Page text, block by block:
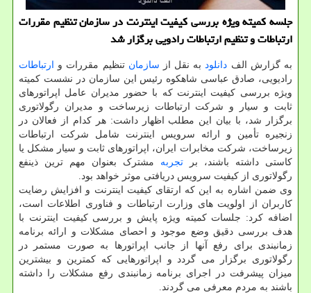
جلسه کمیته ویژه بررسی کیفیت اینترنت در سازمان تنظیم مقررات
ارتباطات و تنظیم ارتباطات رادویی برگزار شد
به گزارش الف دانلود به نقل از سازمان تنظیم مقررات و ارتباطات
رادیویی، صادق عباسی شاهکوه رئیس این سازمان در نشست کمیته
ویژه بررسی کیفیت اینترنت که با حضور مدیران عامل اپراتورهای
ثابت و سیار و شرکت ارتباطات زیرساخت و مدیران رگولاتوری
برگزار شد، با بیان این مطلب اظهار داشت: هر کدام از فعالان در
زنجیره تأمین و ارائه سرویس اینترنت شامل شرکت ارتباطات
زیرساخت، شرکت مخابرات ایران، اپراتورهای ثابت و سیار مشکل یا
کاستی داشته باشند، بر تجربه مشترک بعنوان مهم ترین ذینفع
رگولاتوری از کیفیت سرویس دریافتی موثر خواهد بود.
وی ضمن اشاره به این که ارتقای کیفیت اینترنت و افزایش رضایت
کاربران از اولویت های وزارت ارتباطات و فناوری اطلاعات است،
اضافه کرد: جلسات کمیته ویژه پایش و بررسی کیفیت اینترنت با
هدف بررسی دقیق وضع موجود و احصای مشکلات و ارائه برنامه
زمانبندی برای رفع آنها از جانب اپراتورها به صورت مستمر در
رگولاتوری برگزار می گردد و اپراتورهایی که کمترین و بیشترین
میزان پیشرفت در اجرای برنامه زمانبندی رفع مشکلات را داشته
باشند به مردم معرفی می گردند.